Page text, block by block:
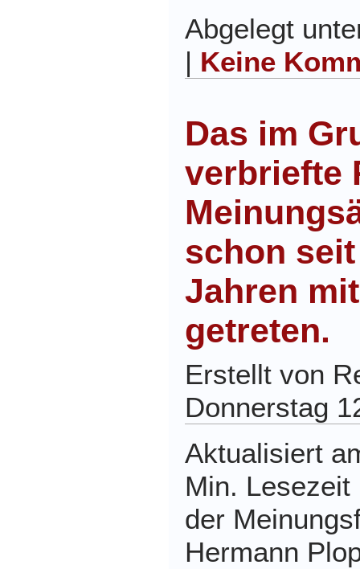
Abgelegt
| Keine
Das im
verbriefte
schon
Jahren
getreten.
Erstellt von
Donnerstag
Aktualisiert
Min.
der
Hermann